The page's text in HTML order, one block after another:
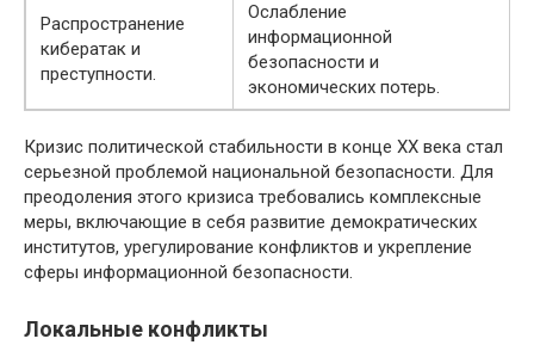
Распространение
кибератак и
преступности.
Ослабление
информационной
безопасности и
экономических потерь.
Кризис политической стабильности в конце ХХ века стал
серьезной проблемой национальной безопасности. Для
преодоления этого кризиса требовались комплексные
меры, включающие в себя развитие демократических
институтов, урегулирование конфликтов и укрепление
сферы информационной безопасности.
Локальные конфликты